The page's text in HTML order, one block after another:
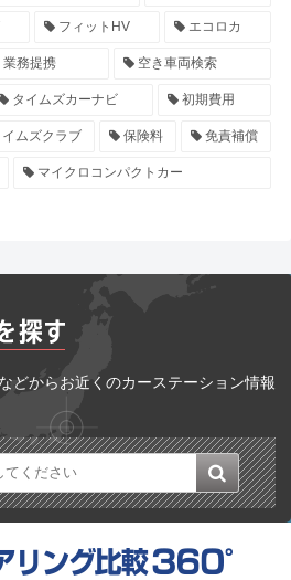
フィットHV エコロカ
業務提携 空き車両検索
タイムズカーナビ 初期費用
イムズクラブ 保険料 免責補償
マイクロコンパクトカー
どからお近くのカーステーション情報